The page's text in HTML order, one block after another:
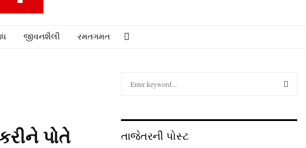
જીવનશૈલી રમતગમત
પોતે
h
તાજેતરની પોસ્ટ